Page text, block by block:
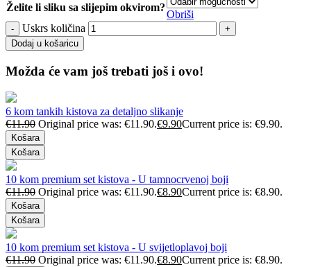
Želite li sliku sa slijepim okvirom?
Obriši
Uskrs količina
Dodaj u košaricu
Možda će vam još trebati još i ovo!
6 kom tankih kistova za detaljno slikanje
€11.90 Original price was: €11.90.€9.90Current price is: €9.90.
Košara
Košara
10 kom premium set kistova - U tamnocrvenoj boji
€11.90 Original price was: €11.90.€8.90Current price is: €8.90.
Košara
Košara
10 kom premium set kistova - U svijetloplavoj boji
€11.90 Original price was: €11.90.€8.90Current price is: €8.90.